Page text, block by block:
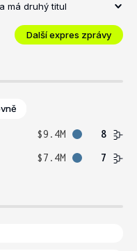
má druhý titul
Další expres zprávy
$9.4M
8
$7.4M 7